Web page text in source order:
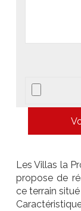
Les Villas la
propose de
ce terrain